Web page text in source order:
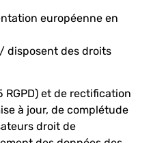
européenne en
disposent des droits
RGPD) et de rectification
à jour, de complétude
droit de